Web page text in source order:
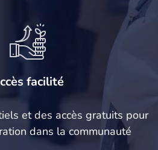
facilité
et des accès gratuits pour
dans la communauté